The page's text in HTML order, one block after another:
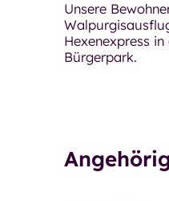
Unsere
Hexenexpress
Bürgerpark.